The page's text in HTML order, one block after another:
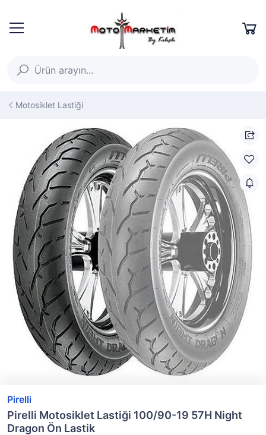
Motosiklet Lastiği
Pirelli
Pirelli Motosiklet Lastiği 100/90-19 57H Night
Dragon Ön Lastik